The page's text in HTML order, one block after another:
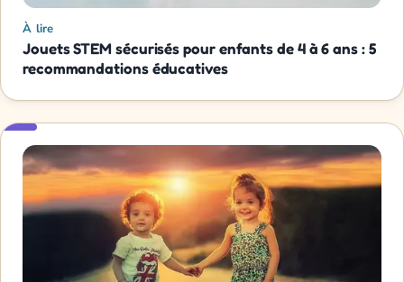
À lire
Jouets STEM sécurisés pour enfants de 4 à 6 ans : 5
recommandations éducatives